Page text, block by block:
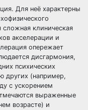
Для неё характерны
клиническая
акселерации и
опережает
дисгармония,
психических
других (например,
с ускорением
выраженные
возрасте) и